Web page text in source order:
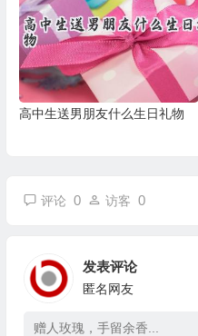
高中生送男朋友什么生日礼物
评论 0 访客 0
发表评论
匿名网友